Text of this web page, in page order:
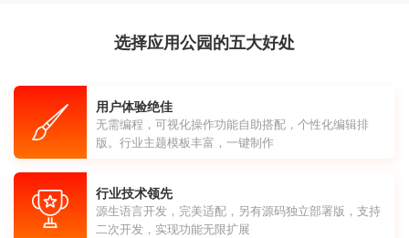
选择应用公园的五大好处
用户体验绝佳
无需编程，可视化操作功能自助搭配，个性化编辑排
版。行业主题模板丰富，一键制作
行业技术领先
源生语言开发，完美适配，另有源码独立部署版，支持
二次开发，实现功能无限扩展